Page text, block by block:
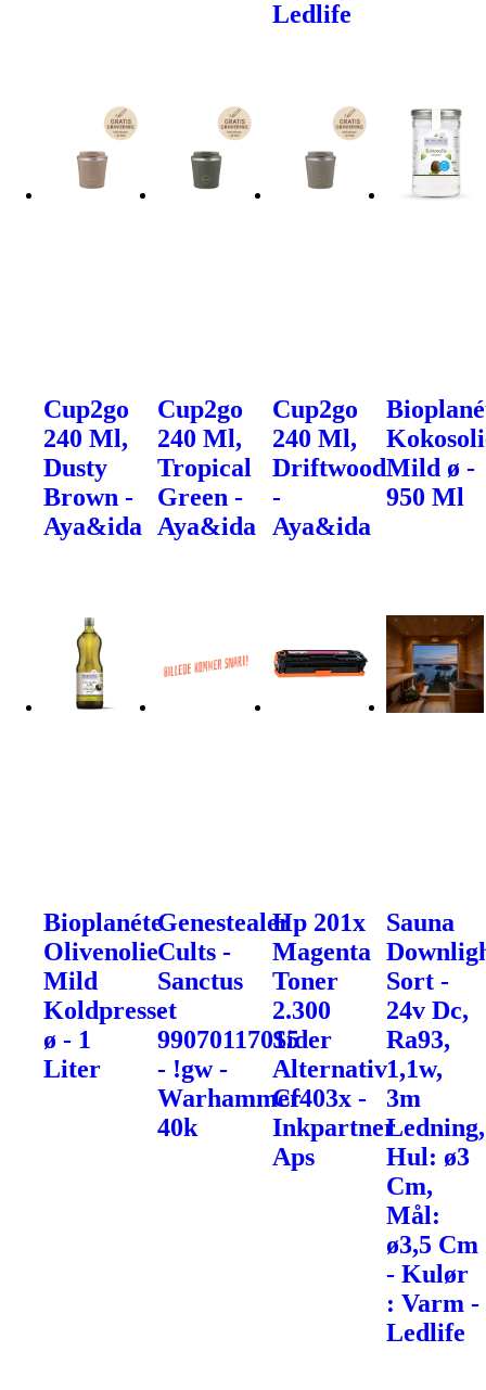
Ledlife
Cup2go
240 Ml,
Dusty
Brown -
Aya&ida
Cup2go
240 Ml,
Tropical
Green -
Aya&ida
Cup2go
240 Ml,
Driftwood
-
Aya&ida
Mild ø -
950 Ml
Bioplanéte
Olivenolie
Mild
Koldpresset
ø - 1
Liter
Genestealer
Cults -
Sanctus
-
99070117015
- !gw -
Warhammer
40k
Hp 201x
Magenta
Toner
2.300
Sider
Alternativ
Cf403x -
Inkpartner
Aps
Sauna
Sort -
24v Dc,
Ra93,
1,1w,
3m
Ledning,
Hul: ø3
Cm,
Mål:
ø3,5 Cm
- Kulør
: Varm -
Ledlife